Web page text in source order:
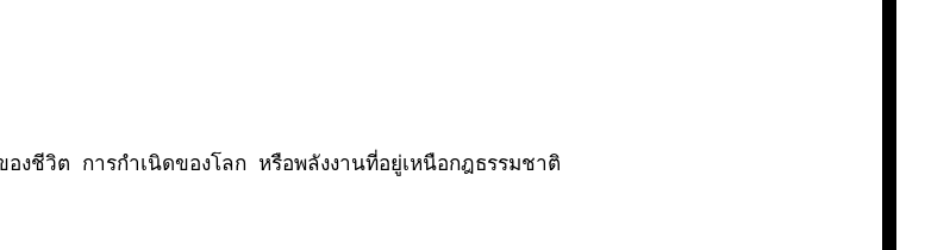
ชีวิต การกำเนิดของโลก หรือพลังงานที่อยู่เหนือกฎธรรมชาติ